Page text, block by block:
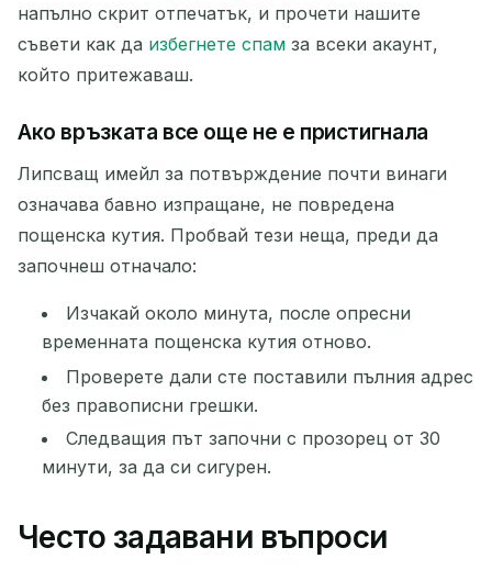
напълно скрит отпечатък, и прочети нашите
съвети как да избегнете спам за всеки акаунт,
който притежаваш.
Ако връзката все още не е пристигнала
Липсващ имейл за потвърждение почти винаги
означава бавно изпращане, не повредена
пощенска кутия. Пробвай тези неща, преди да
започнеш отначало:
Изчакай около минута, после опресни
временната пощенска кутия отново.
Проверете дали сте поставили пълния адрес
без правописни грешки.
Следващия път започни с прозорец от 30
минути, за да си сигурен.
Често задавани въпроси